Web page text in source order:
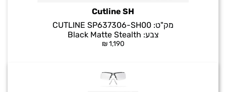
Cutline SH
מק"ט: CUTLINE SP637306-SH00
צבע: Black Matte Stealth
₪1,190